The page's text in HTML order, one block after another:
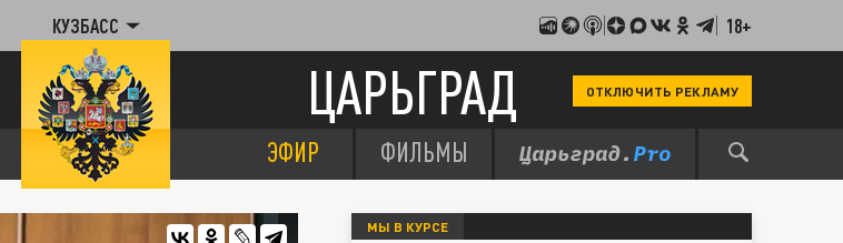
КУЗБАСС 18+
ЦАРЬГРАД ОТКЛЮЧИТЬ РЕКЛАМУ
ЭФИР ФИЛЬМЫ
МЫ В КУРСЕ